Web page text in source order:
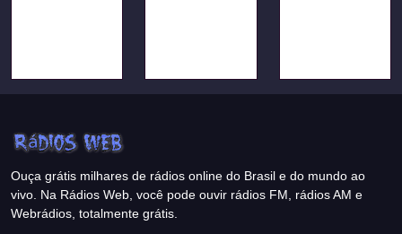
Ouça grátis milhares de rádios online do Brasil e do mundo ao
vivo. Na Rádios Web, você pode ouvir rádios FM, rádios AM e
Webrádios, totalmente grátis.